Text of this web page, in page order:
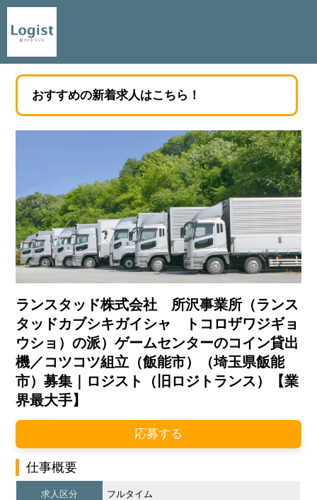
おすすめの新着求人はこちら！
ランスタッド株式会社 所沢事業所（ランス
タッドカブシキガイシャ トコロザワジギョ
ウショ）の派）ゲームセンターのコイン貸出
機／コツコツ組立（飯能市）（埼玉県飯能
市）募集｜ロジスト（旧ロジトランス）【業
界最大手】
応募する
仕事概要
求人区分 フルタイム